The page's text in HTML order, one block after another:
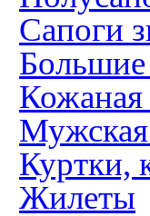
Сапоги
Куртки,
Жилеты